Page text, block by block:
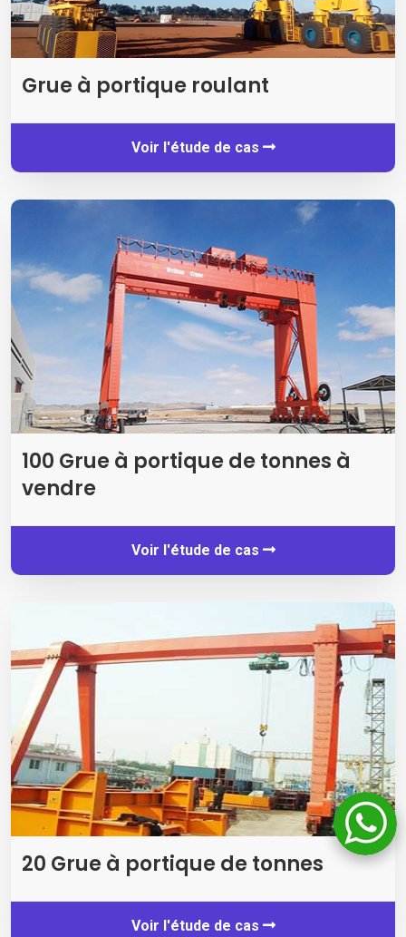
Grue à portique roulant
Voir l'étude de cas
100 Grue à portique de tonnes à
vendre
Voir l'étude de cas
20 Grue à portique de tonnes
Voir l'étude de cas